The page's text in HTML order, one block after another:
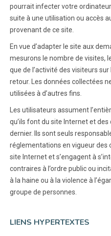
pourrait infecter votre
suite à une utilisation ou accès
provenant de ce site.
En vue d’adapter le site aux
mesurons le nombre de visites,
que de l’activité des visiteurs
retour. Les données collectées
utilisées à d’autres fins.
Les utilisateurs assument
qu’ils font du site Internet et des
dernier. Ils sont seuls
réglementations en vigueur des
site Internet et s’engagent à
contraires à l’ordre public ou
à la haine ou à la violence à
groupe de personnes.
LIENS HYPERTEXTES